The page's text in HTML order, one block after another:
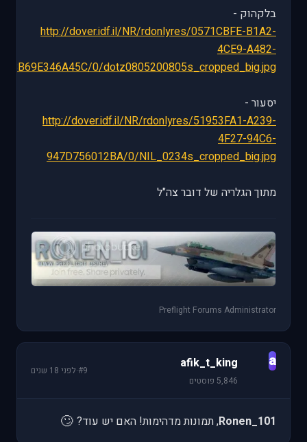
בלקהוק -
http://dover.idf.il/NR/rdonlyres/0571CBFE-B1A2-
4CE9-A482-
8B69E346A45C/0/dotz0805200805s_cropped_big.jpg
יסעור -
http://dover.idf.il/NR/rdonlyres/51953FA1-A239-
4F27-94C6-
947D756012BA/0/NIL_0234s_cropped_big.jpg
מתוך הגלריה של דובר צה"ל
Preflight Forums Administrator
a
afik_t_king
5,846 פוסטים
#9
·לפני 18 שנים
Ronen_101, תמונות מדהימות! האם יש עוד? 🙄